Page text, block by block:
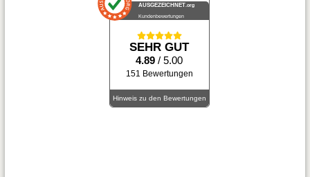
AUSGEZEICHNET .org
Kundenbewertungen
SEHR GUT
4.89/ 5.00
151 Bewertungen
Hinweis zu den Bewertungen